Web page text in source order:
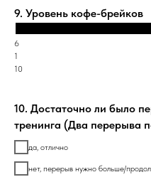
9. Уровень кофе-брейков
6
1
10
10. Достаточно ли было
тренинга (Два перерыва
да, отлично
нет, перерыв нужно больше/